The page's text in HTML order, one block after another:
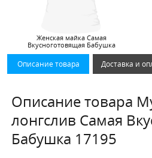
Женская майка Самая
Вкусноготовящая Бабушка
Описание товара Доставка и
Описание товара
лонгслив Самая
Бабушка 17195